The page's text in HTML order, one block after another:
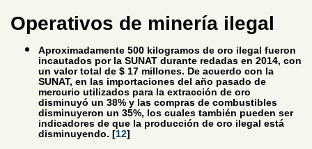
Operativos de minería ilegal
Aproximadamente 500 kilogramos de oro ilegal fueron
incautados por la SUNAT durante redadas en 2014, con
un valor total de $ 17 millones. De acuerdo con la
SUNAT, en las importaciones del año pasado de
mercurio utilizados para la extracción de oro
disminuyó un 38% y las compras de combustibles
disminuyeron un 35%, los cuales también pueden ser
indicadores de que la producción de oro ilegal está
disminuyendo. [12]